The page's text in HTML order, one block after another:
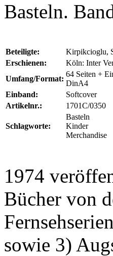
Basteln.
Beteiligte:
Kirpikcioglu,
Erschienen:
Köln: Inter
Umfang/Format:
64 Seiten +
DinA4
Einband:
Softcover
Artikelnr.:
1701C/0350
Schlagworte:
Basteln
Kinder
Merchandise
1974
Bücher von
sowie 3)